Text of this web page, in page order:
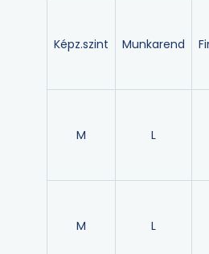
Képz.szint Munkarend
M L
M L